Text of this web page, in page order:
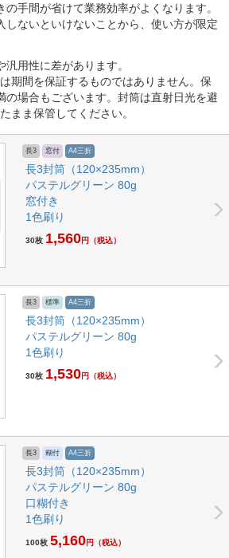
手間が省けて業務効率がよくなります。
しないといけないことから、使い方が限定
用性に差があります。
期間を保証するものではありません。保
の場合もございます。封筒は直射日光を避
まま保管してください。
長3 窓付 A4三折
長3封筒（120×235mm）
パステルグリーン 80g
窓付き
1色刷り
30枚 1,560円 （税込）
長3 標準 A4三折
長3封筒（120×235mm）
パステルグリーン 80g
1色刷り
30枚 1,530円 （税込）
長3 糊付 A4三折
長3封筒（120×235mm）
パステルグリーン 80g
口糊付き
1色刷り
100枚 5,160円 （税込）